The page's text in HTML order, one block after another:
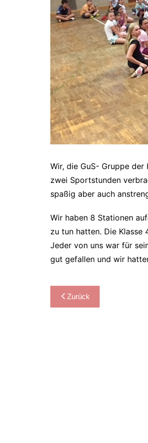
Schulsozialarbeit
Ihr Weg zu uns
Wir, die GuS- Gruppe
zwei Sportstunden
spaßig aber auch
Wir haben 8 Stationen
zu tun hatten. Die Klasse
Jeder von uns war für
gut gefallen und wir
Zurück